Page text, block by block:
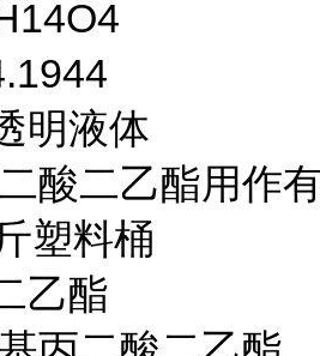
明液体
酸二乙酯用作
塑料桶
乙酯